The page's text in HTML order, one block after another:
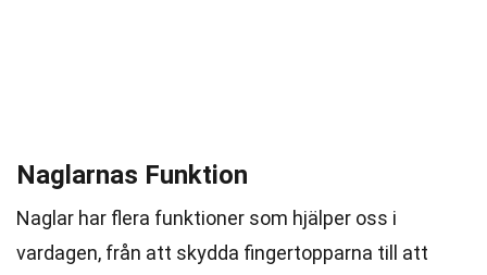
Naglarnas Funktion
Naglar har flera funktioner som hjälper oss i
vardagen, från att skydda fingertopparna till att